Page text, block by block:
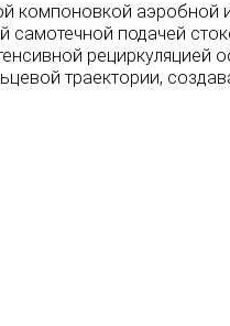
компоновкой аэробной
самотечной подачей
рециркуляцией
траектории,